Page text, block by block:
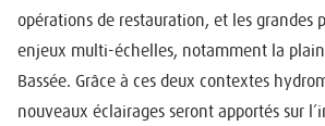
opérations de restauration, et les grandes
enjeux multi-échelles, notamment la
Bassée. Grâce à ces deux contextes
nouveaux éclairages seront apportés sur